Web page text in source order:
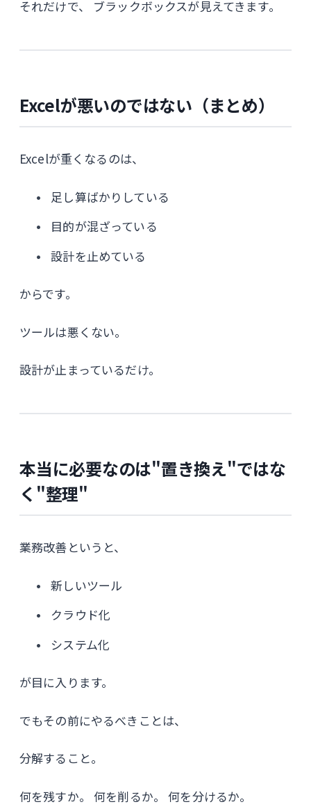
それだけで、 ブラックボックスが見えてきます。
Excelが悪いのではない（まとめ）
Excelが重くなるのは、
足し算ばかりしている
目的が混ざっている
設計を止めている
からです。
ツールは悪くない。
設計が止まっているだけ。
本当に必要なのは"置き換え"ではな
く"整理"
業務改善というと、
新しいツール
クラウド化
システム化
が目に入ります。
でもその前にやるべきことは、
分解すること。
何を残すか。 何を削るか。 何を分けるか。